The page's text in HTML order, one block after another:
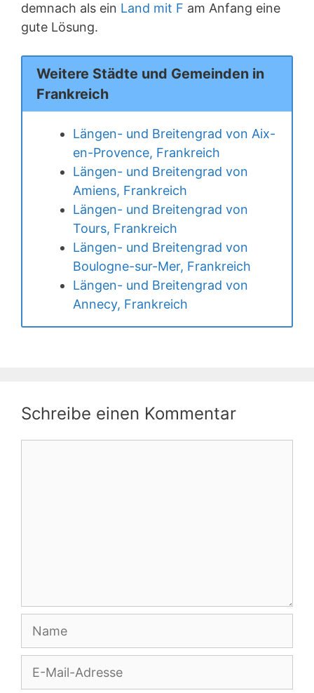
demnach als ein Land mit F am Anfang eine
gute Lösung.
Weitere Städte und Gemeinden in
Frankreich
Längen- und Breitengrad von Aix-
en-Provence, Frankreich
Längen- und Breitengrad von
Amiens, Frankreich
Längen- und Breitengrad von
Tours, Frankreich
Längen- und Breitengrad von
Boulogne-sur-Mer, Frankreich
Längen- und Breitengrad von
Annecy, Frankreich
Schreibe einen Kommentar